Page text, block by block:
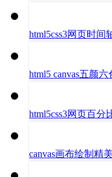
html5css3网页时
html5 canvas五颜
html5css3网页百
canvas画布绘制精